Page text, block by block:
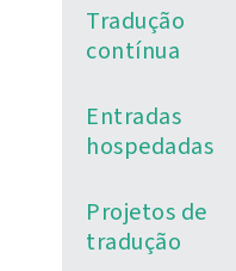
Tradução
contínua
Entradas
hospedadas
Projetos de
tradução